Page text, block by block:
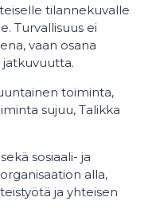
tilannekuvalle
Turvallisuus ei
vaan osana
toiminta,
sujuu, Talikka
sosiaali- ja
alla,
ja yhteisen